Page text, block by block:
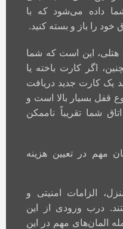
شما داده می‌شود که با
خود را باز و بسته کنید.
هتلی، این است که شما
اگر کارت باخته یا
یک کارت جدید دریافت
قفل بسیار بالا است و
شما تقریباً ناممکن
مهم در تعیین هزینه
الزامات امنیتی و
درب ورودی از این
المان‌های مهم در این